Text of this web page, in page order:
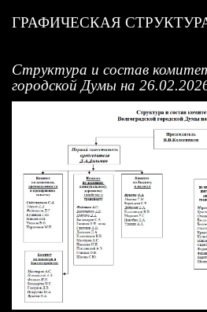
ГРАФИЧЕСКАЯ
Структура и состав
городской Думы на